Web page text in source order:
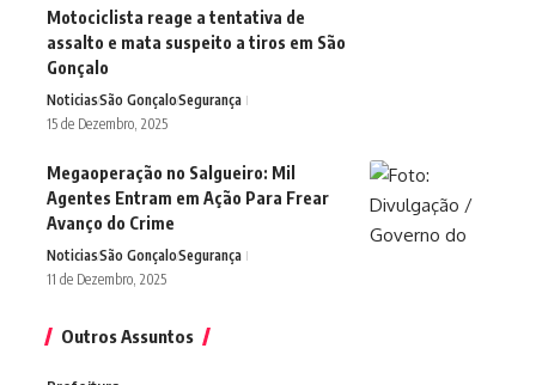
Motociclista reage a tentativa de
assalto e mata suspeito a tiros em São
Gonçalo
NoticiasSão GonçaloSegurança
15 de Dezembro, 2025
Megaoperação no Salgueiro: Mil
Agentes Entram em Ação Para Frear
Avanço do Crime
NoticiasSão GonçaloSegurança
11 de Dezembro, 2025
Outros Assuntos